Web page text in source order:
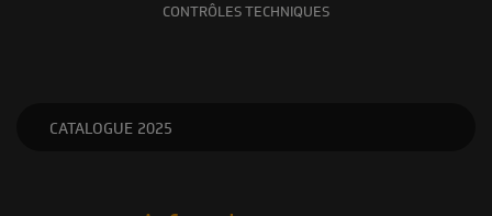
CONTRÔLES TECHNIQUES
CATALOGUE 2025